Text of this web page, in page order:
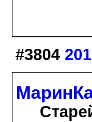
#3804